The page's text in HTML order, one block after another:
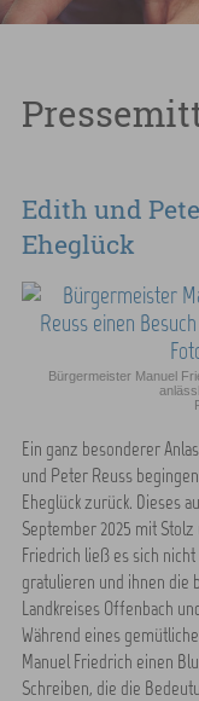
Edith und
Eheglück
Bürgermeister Manuel
Ein ganz besonderer
und Peter Reuss
Eheglück zurück. Dieses
September 2025 mit
Friedrich ließ es sich
gratulieren und ihnen die
Landkreises Offenbach
Während eines
Manuel Friedrich einen
Schreiben, die die